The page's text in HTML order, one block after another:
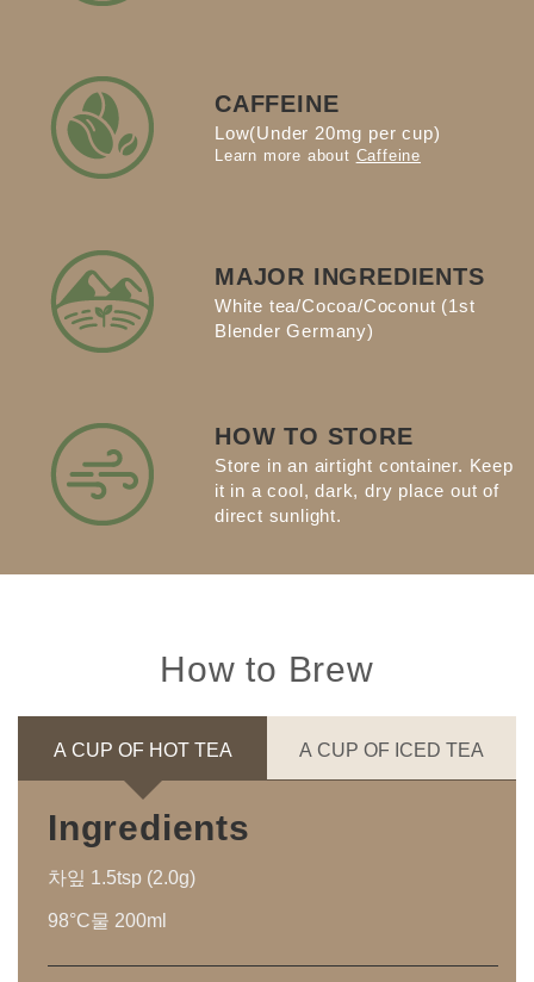
CAFFEINE
Low(Under 20mg per cup)
Learn more about Caffeine
MAJOR INGREDIENTS
White tea/Cocoa/Coconut (1st
Blender Germany)
HOW TO STORE
Store in an airtight container. Keep
it in a cool, dark, dry place out of
direct sunlight.
How to Brew
A CUP OF HOT TEA A CUP OF ICED TEA
Ingredients
차잎 1.5tsp (2.0g)
98°C물 200ml